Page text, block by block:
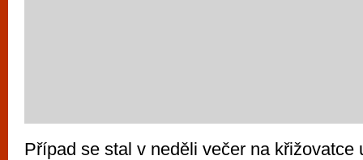
Případ se stal v neděli večer na křižovatce